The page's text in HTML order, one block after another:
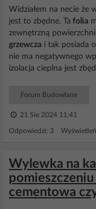
Widziałem na necie że
jest to zbędne. Ta folia
zewnętrzną
grzewcza i tak posiada
nie ma negatywnego
izolacja cieplna jest
Forum Budowlane
21 Sie 2024 11:41
Odpowiedzi: 3
Wylewka na
cementowa